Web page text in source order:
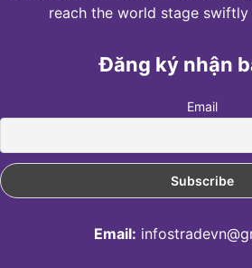
reach the world stage swiftly
Đăng ký nhận
Email
Email: